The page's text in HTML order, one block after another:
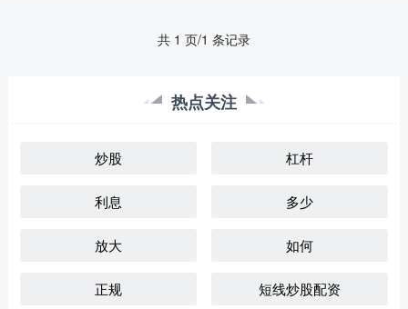
共 1 页/1 条记录
热点关注
炒股 杠杆
利息 多少
放大 如何
正规 短线炒股配资